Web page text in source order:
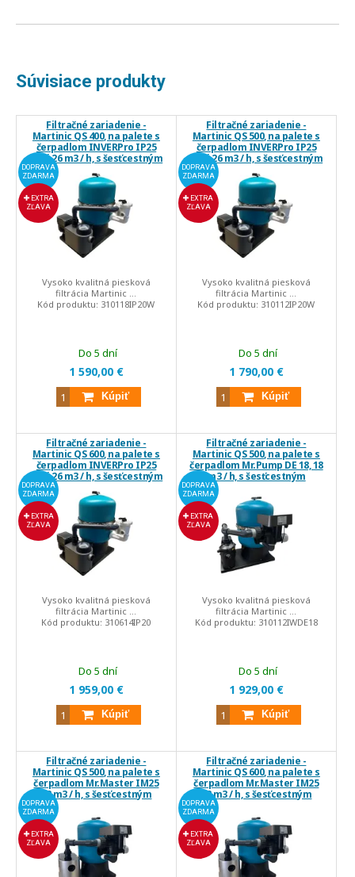
Súvisiace produkty
Filtračné zariadenie -
Martinic QS 400, na palete s
čerpadlom INVERPro IP25
WiFi 26 m3 / h, s šesťcestným
ventilom Praher
DOPRAVA
ZDARMA
EXTRA
ZĽAVA
Vysoko kvalitná piesková
filtrácia Martinic ...
Kód produktu: 310118IP20W
1 590,00 €
Kúpiť
Do 5 dní
Filtračné zariadenie -
Martinic QS 500, na palete s
čerpadlom INVERPro IP25
WiFi 26 m3 / h, s šesťcestným
ventilom Praher
DOPRAVA
ZDARMA
EXTRA
ZĽAVA
Vysoko kvalitná piesková
filtrácia Martinic ...
Kód produktu: 310112IP20W
1 790,00 €
Kúpiť
Do 5 dní
Filtračné zariadenie -
Martinic QS 600, na palete s
čerpadlom INVERPro IP25
WiFi 26 m3 / h, s šesťcestným
ventilom Praher
DOPRAVA
ZDARMA
EXTRA
ZĽAVA
Vysoko kvalitná piesková
filtrácia Martinic ...
Kód produktu: 310614IP20
1 959,00 €
Kúpiť
Do 5 dní
Filtračné zariadenie -
Martinic QS 500, na palete s
čerpadlom Mr.Pump DE 18, 18
m3 / h, s šesťcestným
ventilom Mr.Wash
DOPRAVA
ZDARMA
EXTRA
ZĽAVA
Vysoko kvalitná piesková
filtrácia Martinic ...
Kód produktu: 310112IWDE18
1 929,00 €
Kúpiť
Do 5 dní
Filtračné zariadenie -
Martinic QS 500, na palete s
čerpadlom Mr.Master IM25
28 m3 / h, s šesťcestným
ventilom Mr.Wash
DOPRAVA
ZDARMA
EXTRA
ZĽAVA
Filtračné zariadenie -
Martinic QS 600, na palete s
čerpadlom Mr.Master IM25
28 m3 / h, s šesťcestným
ventilom Mr.Wash
DOPRAVA
ZDARMA
EXTRA
ZĽAVA